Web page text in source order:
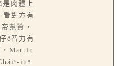
肉體上
對方有
幫贊，
ê智力有
，Martin
iūⁿ